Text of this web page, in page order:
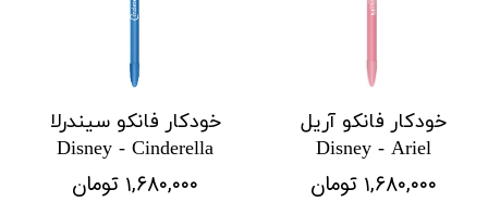
خودکار فانکو آریل
Disney - Ariel
۱,۶۸۰,۰۰۰ تومان
خودکار فانکو سیندرلا
Disney - Cinderella
۱,۶۸۰,۰۰۰ تومان